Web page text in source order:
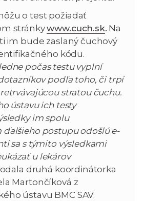
o test požiadať
stránkywww.cuch.sk. Na
im bude zaslaný čuchový
kódu.
počas testu vyplní
podľa toho, či trpí
stratou čuchu.
ústavu ich testy
im spolu
postupu odošlú e-
sa s týmito výsledkami
u lekárov
druhá koordinátorka
Martončíková z
ústavu BMC SAV.